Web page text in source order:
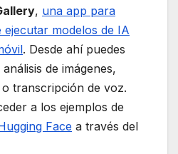
, una app para
modelos de IA
. Desde ahí puedes
de imágenes,
transcripción de voz.
a los ejemplos de
Face a través del